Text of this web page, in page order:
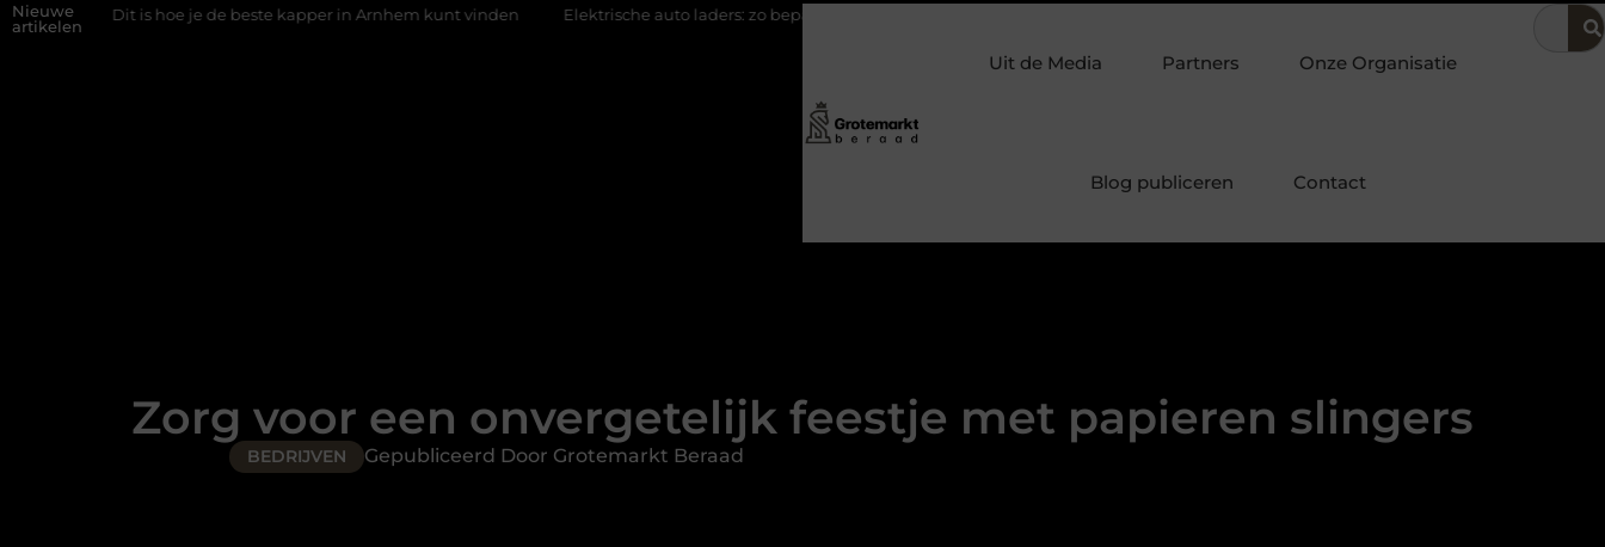
Nieuwe
artikelen
hoe je de beste kapper in Arnhem kunt vinden Elektrische auto laders: zo bepaal je welke jij nodig hebt Zo
Uit de Media Partners Onze Organisatie
Blog publiceren Contact
Zorg voor een onvergetelijk feestje met papieren slingers
BEDRIJVEN Gepubliceerd Door Grotemarkt Beraad